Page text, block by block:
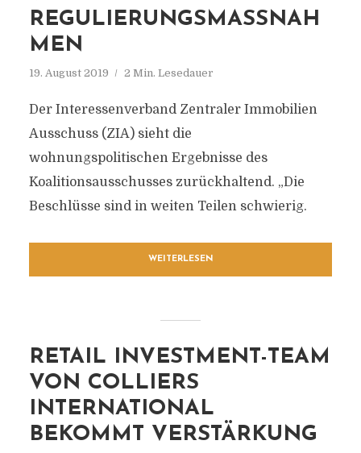
REGULIERUNGSMASSNAHM
EN
19. August 2019 2 Min. Lesedauer
Der Interessenverband Zentraler Immobilien
Ausschuss (ZIA) sieht die
wohnungspolitischen Ergebnisse des
Koalitionsausschusses zurückhaltend. „Die
Beschlüsse sind in weiten Teilen schwierig.
WEITERLESEN
RETAIL INVESTMENT-TEAM
VON COLLIERS
INTERNATIONAL
BEKOMMT VERSTÄRKUNG